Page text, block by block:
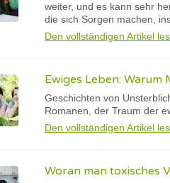
weiter, und es kann sehr
die sich Sorgen machen,
Den vollständigen Artikel
Ewiges Leben: Warum
Geschichten von
Romanen, der Traum der
Den vollständigen Artikel
Woran man toxisches